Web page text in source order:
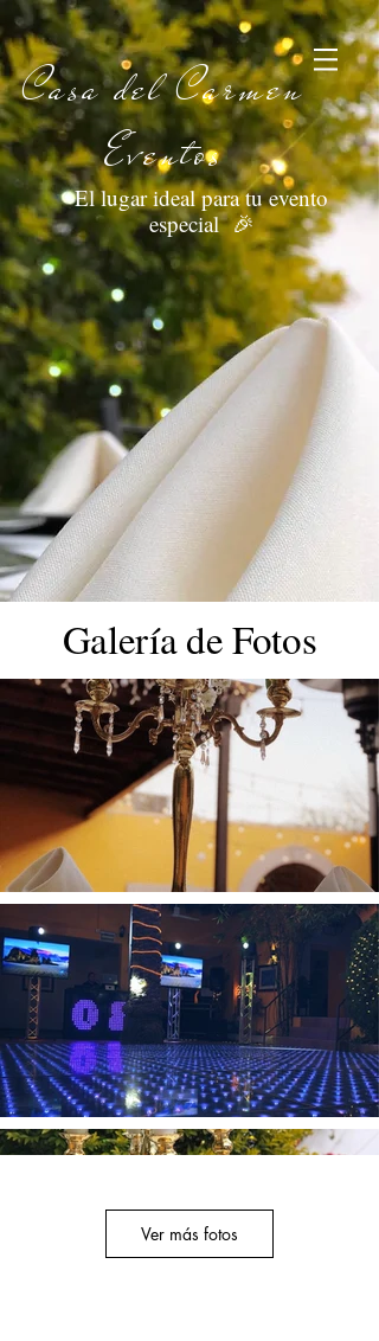
Casa del Carmen
Eventos
El lugar ideal para tu evento
especial 🎉
Galería de Fotos
Ver más fotos